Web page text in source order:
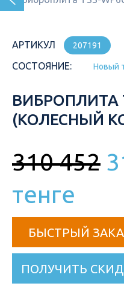
АРТИКУЛ 207191
СОСТОЯНИЕ: Новый
ВИБРОПЛИТА
(КОЛЕСНЫЙ
310 452
тенге
БЫСТРЫЙ
ПОЛУЧИТЬ